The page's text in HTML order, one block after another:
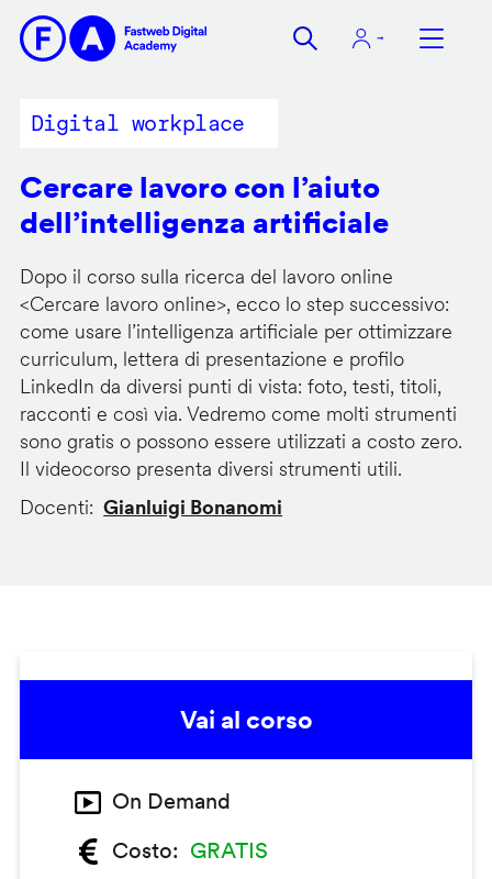
contenuto
Digital workplace
Cercare lavoro con l’aiuto
dell’intelligenza artificiale
Dopo il corso sulla ricerca del lavoro online
<Cercare lavoro online>, ecco lo step successivo:
come usare l’intelligenza artificiale per ottimizzare
curriculum, lettera di presentazione e profilo
LinkedIn da diversi punti di vista: foto, testi, titoli,
racconti e così via. Vedremo come molti strumenti
sono gratis o possono essere utilizzati a costo zero.
Il videocorso presenta diversi strumenti utili.
Docenti
Gianluigi Bonanomi
Vai al corso
On Demand
Costo
GRATIS